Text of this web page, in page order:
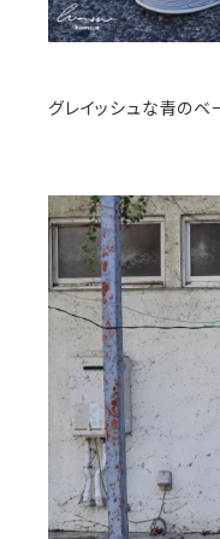
グレイッシュな青のベ